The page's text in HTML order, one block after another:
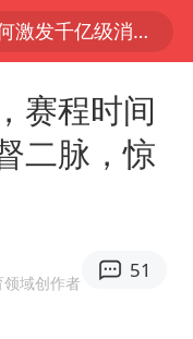
“电影+”如何激发千亿级消费新活力？
中国女篮70-67险胜尼日利亚女篮
赛程时间
二脉，惊
领域创作者
51